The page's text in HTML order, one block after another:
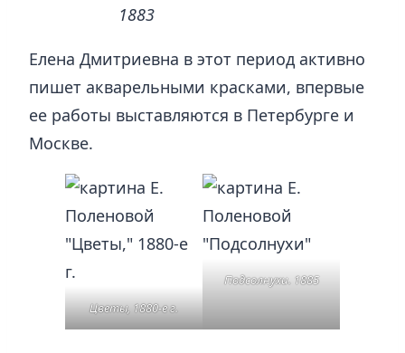
1883
Елена Дмитриевна в этот период активно
пишет акварельными красками, впервые
ее работы выставляются в Петербурге и
Москве.
Цветы, 1880-е г.
Подсолнухи. 1885